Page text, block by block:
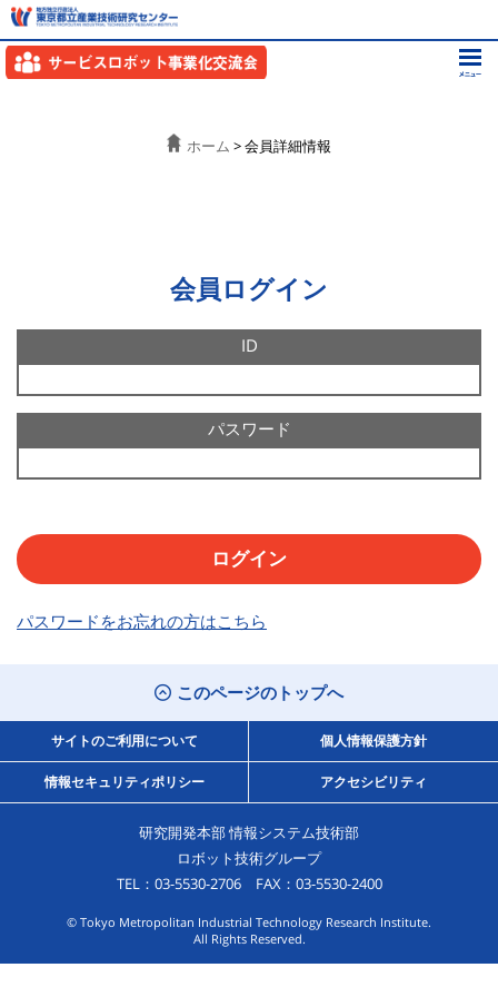
ホーム > 会員詳細情報
会員ログイン
ID
パスワード
パスワードをお忘れの方はこちら
このページのトップへ
サイトのご利用について 個人情報保護方針
情報セキュリティポリシー アクセシビリティ
研究開発本部 情報システム技術部
ロボット技術グループ
TEL：03-5530-2706 FAX：03-5530-2400
© Tokyo Metropolitan Industrial Technology Research Institute.
All Rights Reserved.